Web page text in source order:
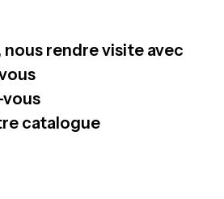
rendre visite avec
catalogue